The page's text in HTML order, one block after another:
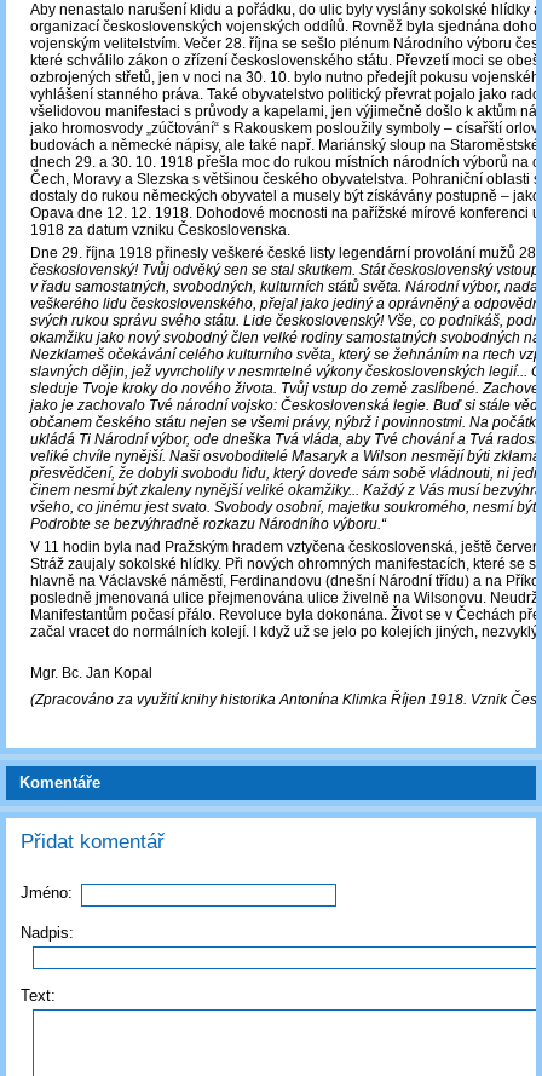
Aby nenastalo narušení klidu a pořádku, do ulic byly vyslány sokolské hlídky
organizací československých vojenských oddílů. Rovněž byla sjednána
vojenským velitelstvím. Večer 28. října se sešlo plénum Národního výboru
které schválilo zákon o zřízení československého státu. Převzetí moci se
ozbrojených střetů, jen v noci na 30. 10. bylo nutno předejít pokusu
vyhlášení stanného práva. Také obyvatelstvo politický převrat pojalo jako
všelidovou manifestaci s průvody a kapelami, jen výjimečně došlo k aktům
jako hromosvody „zúčtování“ s Rakouskem posloužily symboly – císařští
budovách a německé nápisy, ale také např. Mariánský sloup na
dnech 29. a 30. 10. 1918 přešla moc do rukou místních národních výborů na
Čech, Moravy a Slezska s většinou českého obyvatelstva. Pohraniční oblasti
dostaly do rukou německých obyvatel a musely být získávány postupně –
Opava dne 12. 12. 1918. Dohodové mocnosti na pařížské mírové konferenci
1918 za datum vzniku Československa.
Dne 29. října 1918 přinesly veškeré české listy legendární provolání mužů 28.
československý! Tvůj odvěký sen se stal skutkem. Stát československý
v řadu samostatných, svobodných, kulturních států světa. Národní výbor,
veškerého lidu československého, přejal jako jediný a oprávněný a
svých rukou správu svého státu. Lide československý! Vše, co podnikáš,
okamžiku jako nový svobodný člen velké rodiny samostatných svobodných
Nezklameš očekávání celého kulturního světa, který se žehnáním na rtech
slavných dějin, jež vyvrcholily v nesmrtelné výkony československých legií...
sleduje Tvoje kroky do nového života. Tvůj vstup do země zaslíbené.
jako je zachovalo Tvé národní vojsko: Československá legie. Buď si stále
občanem českého státu nejen se všemi právy, nýbrž i povinnostmi. Na
ukládá Ti Národní výbor, ode dneška Tvá vláda, aby Tvé chování a Tvá
veliké chvíle nynější. Naši osvoboditelé Masaryk a Wilson nesmějí býti
přesvědčení, že dobyli svobodu lidu, který dovede sám sobě vládnouti, ni
činem nesmí být zkaleny nynější veliké okamžiky... Každý z Vás musí
všeho, co jinému jest svato. Svobody osobní, majetku soukromého, nesmí
Podrobte se bezvýhradně rozkazu Národního výboru.“
V 11 hodin byla nad Pražským hradem vztyčena československá, ještě
Stráž zaujaly sokolské hlídky. Při nových ohromných manifestacích, které se
hlavně na Václavské náměstí, Ferdinandovu (dnešní Národní třídu) a na
posledně jmenovaná ulice přejmenována ulice živelně na Wilsonovu.
Manifestantům počasí přálo. Revoluce byla dokonána. Život se v Čechách
začal vracet do normálních kolejí. I když už se jelo po kolejích jiných,
Mgr. Bc. Jan Kopal
(Zpracováno za využití knihy historika Antonína Klimka Říjen 1918. Vznik
Komentáře
Přidat komentář
Jméno:
Nadpis:
Text: